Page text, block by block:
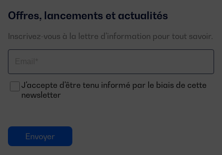
Offres, lancements et actualités
Inscrivez-vous à la lettre d'information pour tout savoir.
J'accepte d'être tenu informé par le biais de cette
newsletter